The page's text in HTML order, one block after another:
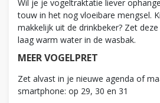
Wil je je vogeltraktatie liever
touw in het nog vloeibare mengsel.
makkelijk uit de drinkbeker? Zet
laag warm water in de wasbak.
MEER VOGELPRET
Zet alvast in je nieuwe agenda of
smartphone: op 29, 30 en 31